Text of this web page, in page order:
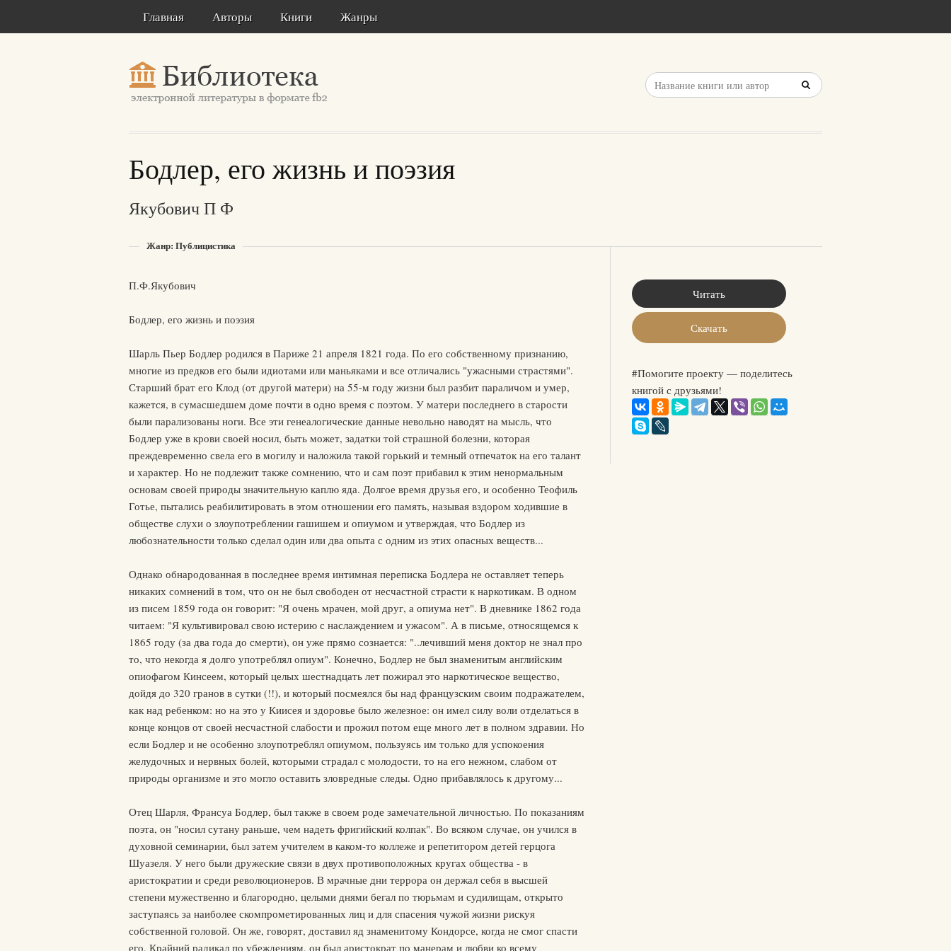
Главная Авторы Книги Жанры
Бодлер, его жизнь и поэзия
Якубович П Ф
Жанр: Публицистика
П.Ф.Якубович
Бодлер, его жизнь и поэзия
Шарль Пьер Бодлер родился в Париже 21 апреля 1821 года. По его собственному признанию,
многие из предков его были идиотами или маньяками и все отличались "ужасными страстями".
Старший брат его Клод (от другой матери) на 55-м году жизни был разбит параличом и умер,
кажется, в сумасшедшем доме почти в одно время с поэтом. У матери последнего в старости
были парализованы ноги. Все эти генеалогические данные невольно наводят на мысль, что
Бодлер уже в крови своей носил, быть может, задатки той страшной болезни, которая
преждевременно свела его в могилу и наложила такой горький и темный отпечаток на его талант
и характер. Но не подлежит также сомнению, что и сам поэт прибавил к этим ненормальным
основам своей природы значительную каплю яда. Долгое время друзья его, и особенно Теофиль
Готье, пытались реабилитировать в этом отношении его память, называя вздором ходившие в
обществе слухи о злоупотреблении гашишем и опиумом и утверждая, что Бодлер из
любознательности только сделал один или два опыта с одним из этих опасных веществ...
Однако обнародованная в последнее время интимная переписка Бодлера не оставляет теперь
никаких сомнений в том, что он не был свободен от несчастной страсти к наркотикам. В одном
из писем 1859 года он говорит: "Я очень мрачен, мой друг, а опиума нет". В дневнике 1862 года
читаем: "Я культивировал свою истерию с наслаждением и ужасом". А в письме, относящемся к
1865 году (за два года до смерти), он уже прямо сознается: "..лечивший меня доктор не знал про
то, что некогда я долго употреблял опиум". Конечно, Бодлер не был знаменитым английским
опиофагом Кинсеем, который целых шестнадцать лет пожирал это наркотическое вещество,
дойдя до 320 гранов в сутки (!!), и который посмеялся бы над французским своим подражателем,
как над ребенком: но на это у Киисея и здоровье было железное: он имел силу воли отделаться в
конце концов от своей несчастной слабости и прожил потом еще много лет в полном здравии. Но
если Бодлер и не особенно злоупотреблял опиумом, пользуясь им только для успокоения
желудочных и нервных болей, которыми страдал с молодости, то на его нежном, слабом от
природы организме и это могло оставить зловредные следы. Одно прибавлялось к другому...
Отец Шарля, Франсуа Бодлер, был также в своем роде замечательной личностью. По показаниям
поэта, он "носил сутану раньше, чем надеть фригийский колпак". Во всяком случае, он учился в
духовной семинарии, был затем учителем в каком-то коллеже и репетитором детей герцога
Шуазеля. У него были дружеские связи в двух противоположных кругах общества - в
аристократии и среди революционеров. В мрачные дни террора он держал себя в высшей
степени мужественно и благородно, целыми днями бегал по тюрьмам и судилищам, открыто
заступаясь за наиболее скомпрометированных лиц и для спасения чужой жизни рискуя
собственной головой. Он же, говорят, доставил яд знаменитому Кондорсе, когда не смог спасти
его. Крайний радикал по убеждениям, он был аристократ по манерам и любви ко всему
Читать
Скачать
#Помогите проекту — поделитесь
книгой с друзьями!